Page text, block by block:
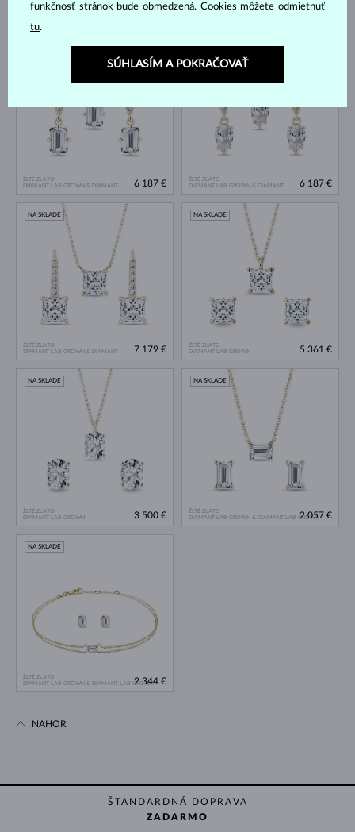
ŽLTÉ ZLATO
DIAMANT LAB GROWN & DIAMANT
6 187 €
ŽLTÉ ZLATO
DIAMANT LAB GROWN & DIAMANT
6 187 €
ŽLTÉ ZLATO
DIAMANT LAB GROWN & DIAMANT
NA SKLADE
7 179 €
ŽLTÉ ZLATO
DIAMANT LAB GROWN
NA SKLADE
5 361 €
ŽLTÉ ZLATO
DIAMANT LAB GROWN
NA SKLADE
3 500 €
ŽLTÉ ZLATO
DIAMANT LAB GROWN & DIAMANT LAB GROWN
NA SKLADE
2 057 €
ŽLTÉ ZLATO
DIAMANT LAB GROWN & DIAMANT LAB GROWN
NA SKLADE
2 344 €
NAHOR
ŠTANDARDNÁ DOPRAVA
ZADARMO
funkčnosť stránok bude obmedzená. Cookies môžete odmietnuť
tu.
SÚHLASÍM A POKRAČOVAŤ